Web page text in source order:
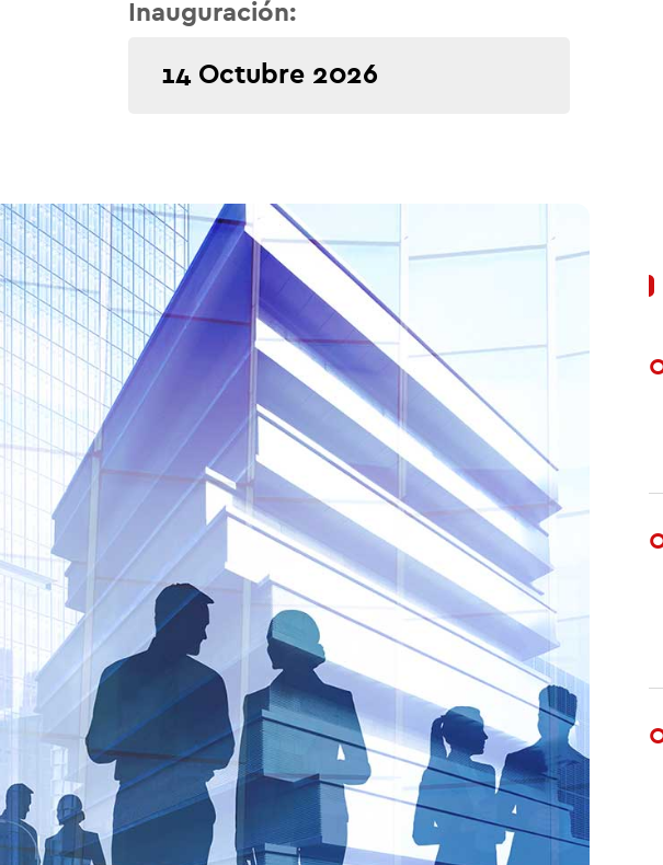
Inauguración:
14 Octubre 2026